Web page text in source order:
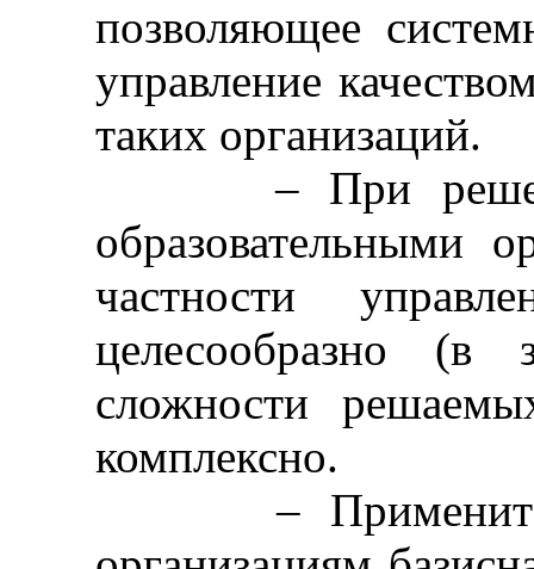
позволяющее
управление
таких организаций.
– При решении
образовательными
частности
целесообразно
сложности
комплексно.
–